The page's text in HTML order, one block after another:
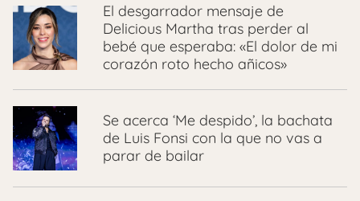
El desgarrador mensaje de
Delicious Martha tras perder al
bebé que esperaba: «El dolor de mi
corazón roto hecho añicos»
Se acerca ‘Me despido’, la bachata
de Luis Fonsi con la que no vas a
parar de bailar